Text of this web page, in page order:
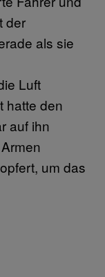
der
als sie
Luft
hatte den
auf ihn
um das